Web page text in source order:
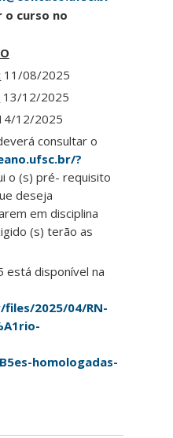
o curso no
11/08/2025
13/12/2025
12/2025
consultar o
?
o (s) pré- requisito
deseja
em disciplina
(s) terão as
está disponível na
2025/04/RN-
homologadas-